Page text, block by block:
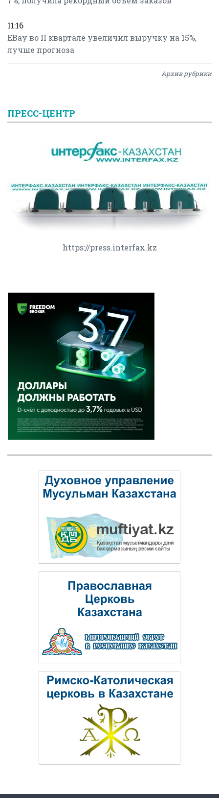
11:16
EBay во II квартале увеличил выручку на 15%,
лучше прогноза
Архив рубрики
ПРЕСС-ЦЕНТР
https://press.interfax.kz